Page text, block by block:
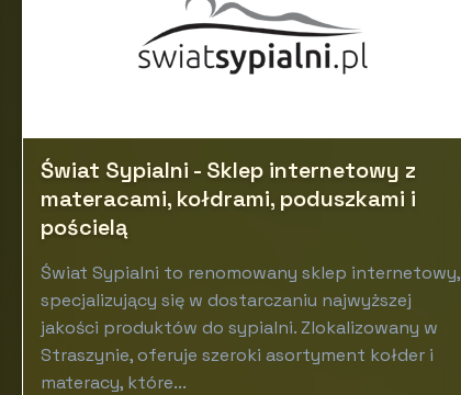
Świat Sypialni - Sklep internetowy z
materacami, kołdrami, poduszkami i
pościelą
Świat Sypialni to renomowany sklep internetowy,
specjalizujący się w dostarczaniu najwyższej
jakości produktów do sypialni. Zlokalizowany w
Straszynie, oferuje szeroki asortyment kołder i
materacy, które...